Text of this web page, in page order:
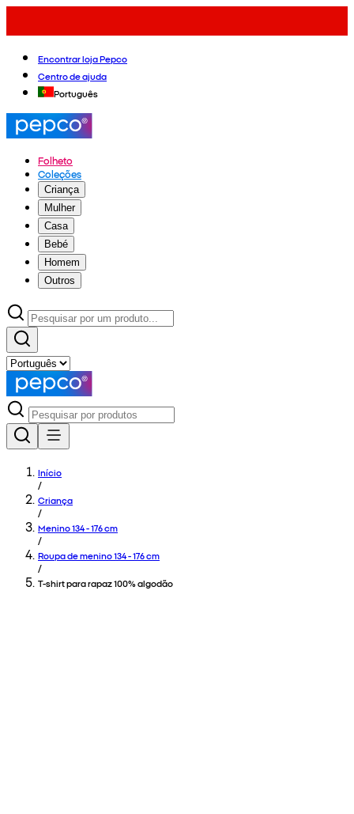
Encontrar loja Pepco
Centro de ajuda
Português
Folheto
Coleções
Criança
Mulher
Casa
Bebé
Homem
Outros
Início
/
Criança
/
Menino 134 - 176 cm
/
Roupa de menino 134 - 176 cm
/
T-shirt para rapaz 100% algodão